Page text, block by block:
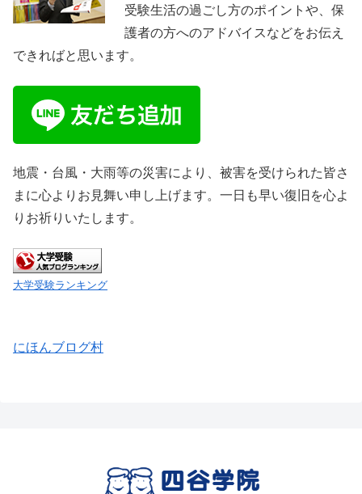
受験生活の過ごし方のポイントや、保
護者の方へのアドバイスなどをお伝え
できればと思います。
地震・台風・大雨等の災害により、被害を受けられた皆さ
まに心よりお見舞い申し上げます。一日も早い復旧を心よ
りお祈りいたします。
大学受験ランキング
にほんブログ村